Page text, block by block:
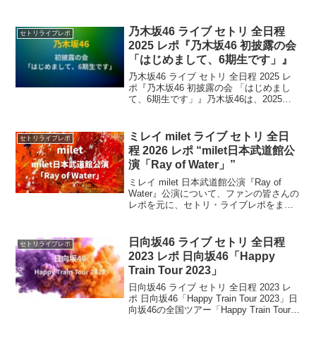
定！
セトリライブレポ
乃木坂46 ライブ セトリ 全日程
2025 レポ『乃木坂46 初披露の会
「はじめまして、6期生です」』
乃木坂46 ライブ セトリ 全日程 2025 レ
ポ『乃木坂46 初披露の会 「はじめまし
て、6期生です」』​乃木坂46は、2025年4
生です」』を開催します。 ​この...
セトリライブレポ
ミレイ milet ライブ セトリ 全日
程 2026 レポ “milet日本武道館公
演「Ray of Water」”
ミレイ milet 日本武道館公演『Ray of
Water』公演について、ファンの皆さんの
レポを元に、セトリ・ライブレポをまと
以来約3年ぶり、 2度目の武道館2日間公
演 となる一夜です。
セトリライブレポ
日向坂46 ライブ セトリ 全日程
2023 レポ 日向坂46「Happy
Train Tour 2023」
日向坂46 ライブ セトリ 全日程 2023 レ
ポ 日向坂46「Happy Train Tour 2023」日
向坂46の全国ツアー「Happy Train Tour